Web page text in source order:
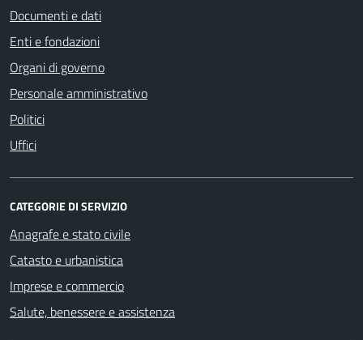
Documenti e dati
Enti e fondazioni
Organi di governo
Personale amministrativo
Politici
Uffici
CATEGORIE DI SERVIZIO
Anagrafe e stato civile
Catasto e urbanistica
Imprese e commercio
Salute, benessere e assistenza